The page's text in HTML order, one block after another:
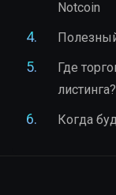
Notcoin
Где
листинга?
Когда